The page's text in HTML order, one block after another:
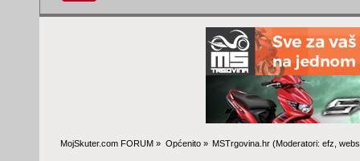
MojSkuter.com FORUM » Općenito» MSTrgovina.hr(Moderatori: efz